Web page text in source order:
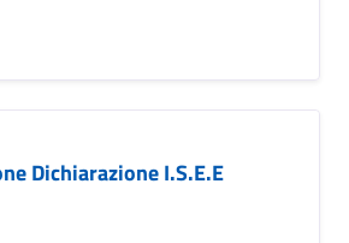
Dichiarazione I.S.E.E